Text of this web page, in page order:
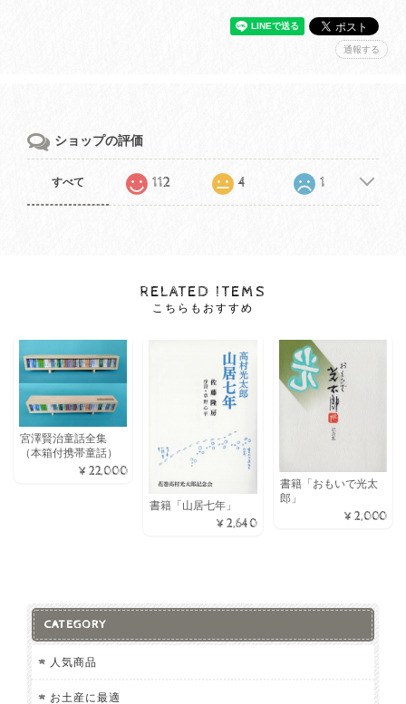
通報する
ショップの評価
すべて 112 4 1
RELATED ITEMS
こちらもおすすめ
宮澤賢治童話全集
（本箱付携帯童話）
¥22,000
書籍「山居七年」
¥2,640
書籍「おもいで光太
郎」
¥2,000
CATEGORY
人気商品
お土産に最適